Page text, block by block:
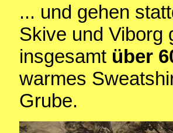
... und gehen
Skive und Viborg
insgesamt über
warmes
Grube.